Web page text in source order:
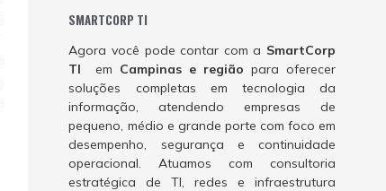
SMARTCORP TI
Agora você pode contar com a SmartCorp
TI em Campinas e região para oferecer
soluções completas em tecnologia da
informação, atendendo empresas de
pequeno, médio e grande porte com foco em
desempenho, segurança e continuidade
operacional. Atuamos com consultoria
estratégica de TI, redes e infraestrutura